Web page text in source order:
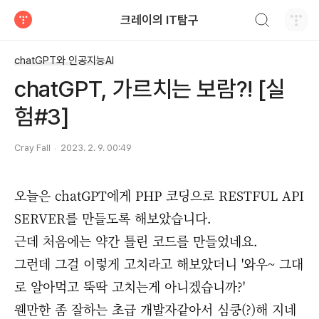
크레이의 IT탐구
chatGPT와 인공지능AI
chatGPT, 가르치는 보람?! [실
험#3]
Cray Fall 2023. 2. 9. 00:49
오늘은 chatGPT에게 PHP 코딩으로 RESTFUL API
SERVER를 만들도록 해보았습니다.
근데 처음에는 약간 틀린 코드를 만들었네요.
그런데 그걸 이렇게 고치라고 해보았더니 '와우~ 그대
로 알아먹고 뚝딱 고치는게 아니겠습니까?'
웬만한 좀 잘하는 초급 개발자같아서 심쿵(?)해 지네